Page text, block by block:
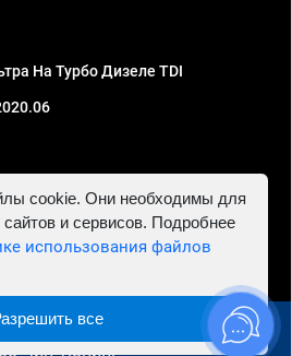
На Турбо Дизеле TDI
ИНН 781302555843,
в Краснодаре - Автосервис
Чип Тюнинг"
cookie. Они необходимы для
и сервисов. Подробнее
использования файлов
все